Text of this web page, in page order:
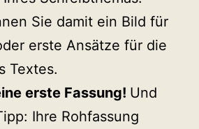
Sie damit ein Bild für
erste Ansätze für die
Textes.
erste Fassung! Und
Ihre Rohfassung